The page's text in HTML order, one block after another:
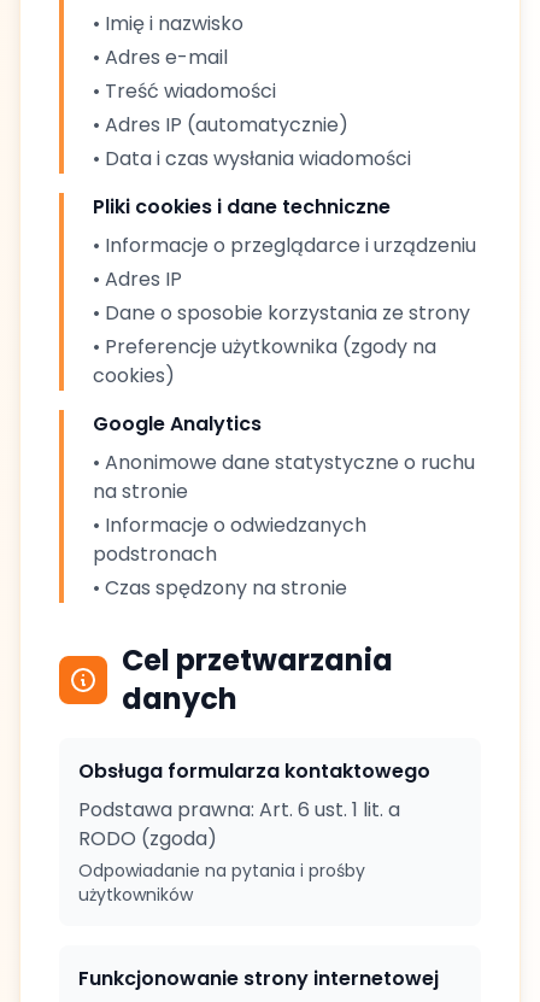
• Imię i nazwisko
• Adres e-mail
• Treść wiadomości
• Adres IP (automatycznie)
• Data i czas wysłania wiadomości
Pliki cookies i dane techniczne
• Informacje o przeglądarce i urządzeniu
• Adres IP
• Dane o sposobie korzystania ze strony
• Preferencje użytkownika (zgody na
cookies)
Google Analytics
• Anonimowe dane statystyczne o ruchu
na stronie
• Informacje o odwiedzanych
podstronach
• Czas spędzony na stronie
Cel przetwarzania
danych
Obsługa formularza kontaktowego
Podstawa prawna: Art. 6 ust. 1 lit. a
RODO (zgoda)
Odpowiadanie na pytania i prośby
użytkowników
Funkcjonowanie strony internetowej